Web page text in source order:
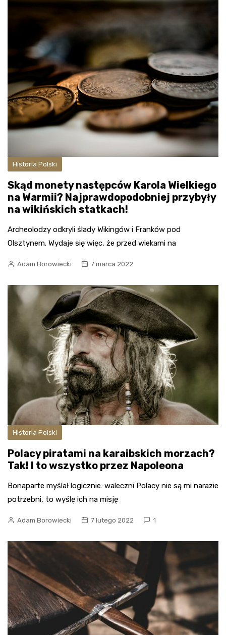
Historia Polski
Skąd monety następców Karola Wielkiego
na Warmii? Najprawdopodobniej przybyły
na wikińskich statkach!
Archeolodzy odkryli ślady Wikingów i Franków pod
Olsztynem. Wydaje się więc, że przed wiekami na
Adam Borowiecki 7 marca 2022
Historia Polski
Polacy piratami na karaibskich morzach?
Tak! I to wszystko przez Napoleona
Bonaparte myślał logicznie: waleczni Polacy nie są mi narazie
potrzebni, to wyślę ich na misję
Adam Borowiecki 7 lutego 2022 1